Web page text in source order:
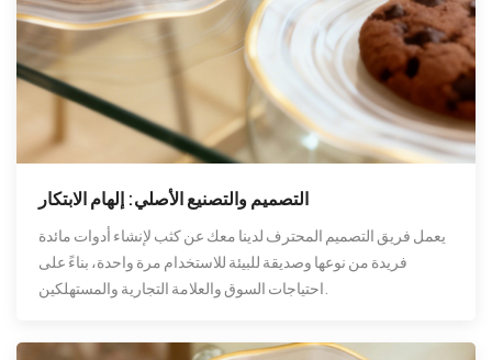
التصميم والتصنيع الأصلي: إلهام الابتكار
يعمل فريق التصميم المحترف لدينا معك عن كثب لإنشاء أدوات مائدة
فريدة من نوعها وصديقة للبيئة للاستخدام مرة واحدة، بناءً على